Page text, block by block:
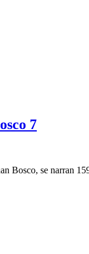
7
Bosco, se narran